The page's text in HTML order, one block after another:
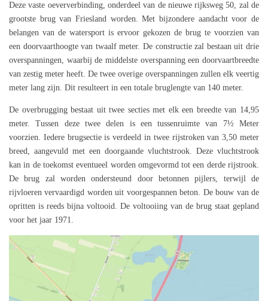
Deze vaste oeververbinding, onderdeel van de nieuwe rijksweg 50, zal de
grootste brug van Friesland worden. Met bijzondere aandacht voor de
belangen van de watersport is ervoor gekozen de brug te voorzien van
een doorvaarthoogte van twaalf meter. De constructie zal bestaan uit drie
overspanningen, waarbij de middelste overspanning een doorvaartbreedte
van zestig meter heeft. De twee overige overspanningen zullen elk veertig
meter lang zijn. Dit resulteert in een totale bruglengte van 140 meter.
De overbrugging bestaat uit twee secties met elk een breedte van 14,95
meter. Tussen deze twee delen is een tussenruimte van 7½ Meter
voorzien. Iedere brugsectie is verdeeld in twee rijstroken van 3,50 meter
breed, aangevuld met een doorgaande vluchtstrook. Deze vluchtstrook
kan in de toekomst eventueel worden omgevormd tot een derde rijstrook.
De brug zal worden ondersteund door betonnen pijlers, terwijl de
rijvloeren vervaardigd worden uit voorgespannen beton. De bouw van de
opritten is reeds bijna voltooid. De voltooiing van de brug staat gepland
voor het jaar 1971.